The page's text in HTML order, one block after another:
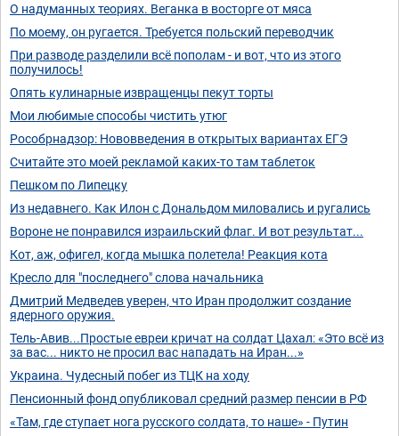
О надуманных теориях. Веганка в восторге от мяса
По моему, он ругается. Требуется польский переводчик
При разводе разделили всё пополам - и вот, что из этого
получилось!
Опять кулинарные извращенцы пекут торты
Мои любимые способы чистить утюг
Рособрнадзор: Нововведения в открытых вариантах ЕГЭ
Считайте это моей рекламой каких-то там таблеток
Пешком по Липецку
Из недавнего. Как Илон с Дональдом миловались и ругались
Вороне не понравился израильский флаг. И вот результат...
Кот, аж, офигел, когда мышка полетела! Реакция кота
Кресло для "последнего" слова начальника
Дмитрий Медведев уверен, что Иран продолжит создание
ядерного оружия.
Тель-Авив...Простые евреи кричат на солдат Цахал: «Это всё из
за вас... никто не просил вас нападать на Иран...»
Украина. Чудесный побег из ТЦК на ходу
Пенсионный фонд опубликовал средний размер пенсии в РФ
«Там, где ступает нога русского солдата, то наше» - Путин